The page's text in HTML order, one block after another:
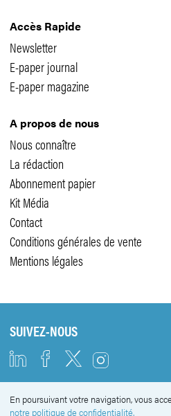
Accès Rapide
Newsletter
E-paper journal
E-paper magazine
A propos de nous
Nous connaître
La rédaction
Abonnement papier
Kit Média
Contact
Conditions générales de vente
Mentions légales
SUIVEZ-NOUS
En poursuivant votre navigation, vous
notre politique de confidentialité.